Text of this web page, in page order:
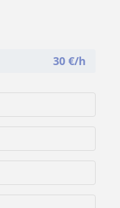
30€/h